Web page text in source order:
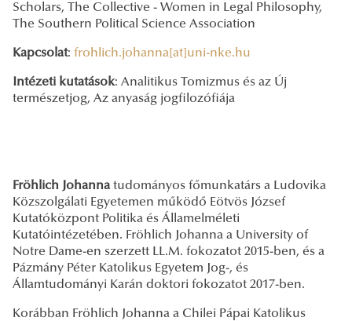
Scholars, The Collective - Women in Legal Philosophy,
The Southern Political Science Association
Kapcsolat: frohlich.johanna[at]uni-nke.hu
Intézeti kutatások: Analitikus Tomizmus és az Új
természetjog, Az anyaság jogfilozófiája
Fröhlich Johannatudományos főmunkatárs a Ludovika
Közszolgálati Egyetemen működő Eötvös József
Kutatóközpont Politika és Államelméleti
Kutatóintézetében. Fröhlich Johanna a University of
Notre Dame-en szerzett LL.M. fokozatot 2015-ben, és a
Pázmány Péter Katolikus Egyetem Jog-, és
Államtudományi Karán doktori fokozatot 2017-ben.
Korábban Fröhlich Johanna a Chilei Pápai Katolikus